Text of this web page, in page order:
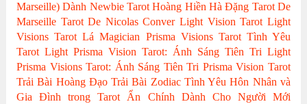
Marseille) Dành Newbie Tarot Hoàng Hiền Hà Đặng Tarot De
Marseille Tarot De Nicolas Conver Light Vision Tarot Light
Visions Tarot Lá Magician Prisma Visions Tarot Tình Yêu
Tarot Light Prisma Vision Tarot: Ánh Sáng Tiên Tri Light
Prisma Visions Tarot: Ánh Sáng Tiên Tri Prisma Vision Tarot
Trải Bài Hoàng Đạo Trải Bài Zodiac Tình Yêu Hôn Nhân và
Gia Đình trong Tarot
Ẩn Chính
Dành Cho Người Mới